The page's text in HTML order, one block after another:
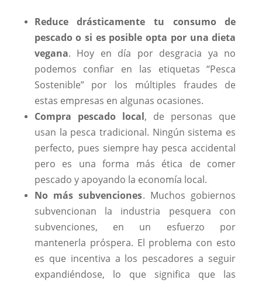
Reduce drásticamente tu consumo de
pescado o si es posible opta por una dieta
vegana. Hoy en día por desgracia ya no
podemos confiar en las etiquetas “Pesca
Sostenible” por los múltiples fraudes de
estas empresas en algunas ocasiones.
Compra pescado local, de personas que
usan la pesca tradicional. Ningún sistema es
perfecto, pues siempre hay pesca accidental
pero es una forma más ética de comer
pescado y apoyando la economía local.
No más subvenciones. Muchos gobiernos
subvencionan la industria pesquera con
subvenciones, en un esfuerzo por
mantenerla próspera. El problema con esto
es que incentiva a los pescadores a seguir
expandiéndose, lo que significa que las